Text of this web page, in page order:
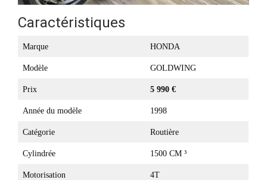
Caractéristiques
Marque HONDA
Modèle GOLDWING
Prix 5 990 €
Année du modèle 1998
Catégorie Routière
Cylindrée 1500 CM ³
Motorisation 4T